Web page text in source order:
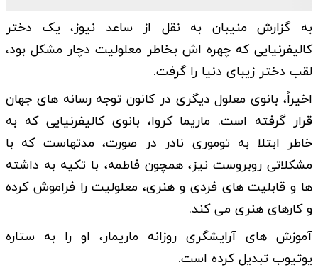
به گزارش منیبان به نقل از ساعد نیوز، یک دختر
کالیفرنیایی که چهره اش بخاطر معلولیت دچار مشکل بود،
لقب دختر زیبای دنیا را گرفت.
اخیراً، بانوی معلول دیگری در کانون توجه رسانه های جهان
قرار گرفته است. ماریما کروا، بانوی کالیفرنیایی که به
خاطر ابتلا به توموری نادر در صورت، مدتهاست که با
مشکلاتی روبروست نیز، همچون فاطمه، با تکیه به داشته
ها و قابلیت های فردی و هنری، معلولیت را فراموش کرده
و کارهای هنری می کند.
آموزش های آرایشگری روزانه ماریمار، او را به ستاره
یوتیوب تبدیل کرده است.